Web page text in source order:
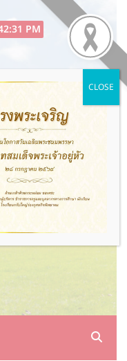
PM
กุศลกิจ
ให้อนาคต
CLOSE